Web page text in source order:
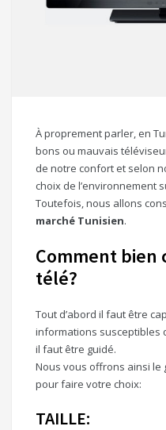
À proprement parler, en
bons ou mauvais
de notre confort et selon
choix de l’environnement
Toutefois, nous allons
marché Tunisien.
Comment bien
télé?
Tout d’abord il faut être
informations susceptibles
il faut être guidé.
Nous vous offrons ainsi
pour faire votre choix:
TAILLE: